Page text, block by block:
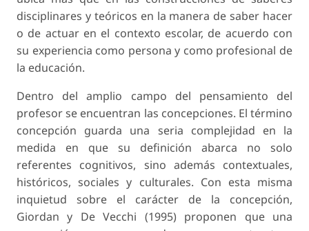
disciplinares y teóricos en la manera de saber hacer
o de actuar en el contexto escolar, de acuerdo con
su experiencia como persona y como profesional de
la educación.
Dentro del amplio campo del pensamiento del
profesor se encuentran las concepciones. El término
concepción guarda una seria complejidad en la
medida en que su definición abarca no solo
referentes cognitivos, sino además contextuales,
históricos, sociales y culturales. Con esta misma
inquietud sobre el carácter de la concepción,
Giordan y De Vecchi (1995) proponen que una